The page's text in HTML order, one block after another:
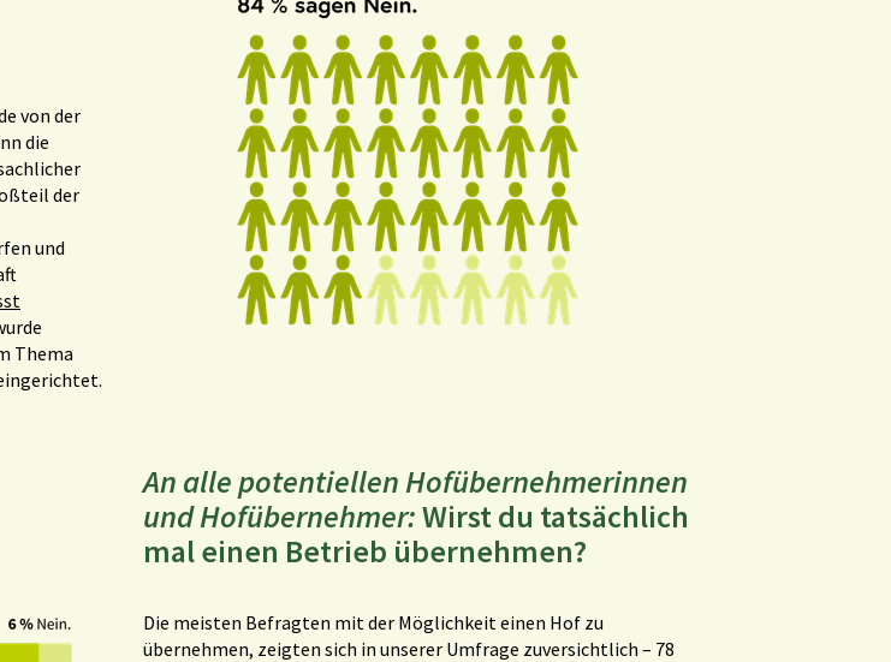
von der
die
der
und
Thema
An alle potentiellen Hofübernehmerinnen
und Hofübernehmer:Wirst du tatsächlich
mal einen Betrieb übernehmen?
Die meisten Befragten mit der Möglichkeit einen Hof zu
übernehmen, zeigten sich in unserer Umfrage zuversichtlich – 78